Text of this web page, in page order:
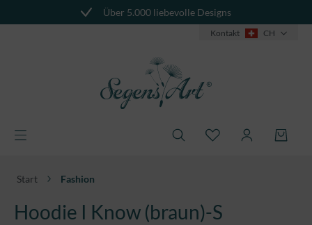
Über 5.000 liebevolle Designs
Kontakt CH
Start Fashion
Hoodie I Know (braun)-S